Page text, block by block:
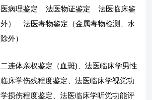
病理鉴定 法医物证鉴定 法医临床鉴
） 法医毒物鉴定（金属毒物检测、水
除外）
二连体亲权鉴定（血斑)、法医临床学男性
床学伤残程度鉴定、法医临床学视觉功
损伤程度鉴定、法医临床学听觉功能评